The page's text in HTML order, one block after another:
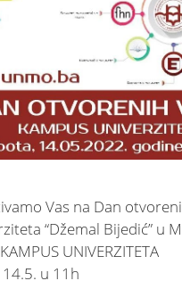
Vas na Dan
“Džemal Bijedić” u
UNIVERZITETA
14.5. u 11h